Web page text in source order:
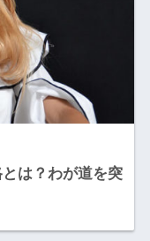
は？わが道を突